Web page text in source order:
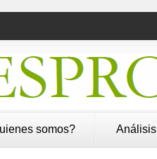
somos? Análisis